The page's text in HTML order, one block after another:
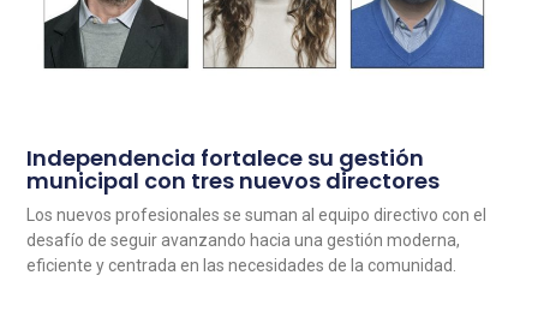
Independencia fortalece su gestión
municipal con tres nuevos directores
Los nuevos profesionales se suman al equipo directivo con el
desafío de seguir avanzando hacia una gestión moderna,
eficiente y centrada en las necesidades de la comunidad.